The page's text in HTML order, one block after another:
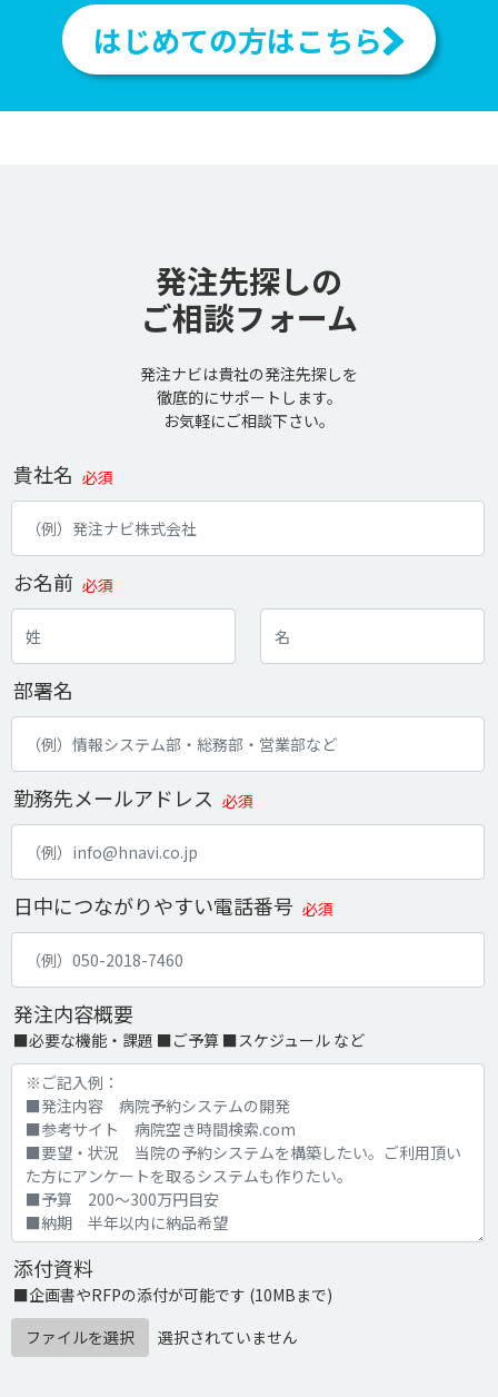
はじめての方はこちら
発注先探しの
ご相談フォーム
発注ナビは貴社の発注先探しを
徹底的にサポートします。
お気軽にご相談下さい。
貴社名 必須
お名前 必須
部署名
勤務先メールアドレス 必須
日中につながりやすい電話番号 必須
発注内容概要
■必要な機能・課題 ■ご予算 ■スケジュール など
添付資料
■企画書やRFPの添付が可能です (10MBまで)
ファイルを選択
選択されていません